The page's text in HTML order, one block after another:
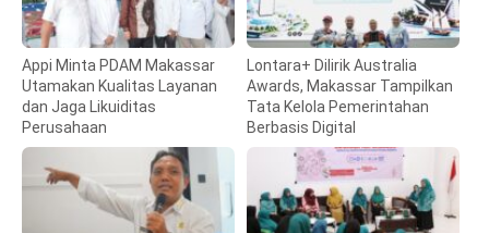
Appi Minta PDAM Makassar
Utamakan Kualitas Layanan
dan Jaga Likuiditas
Perusahaan
Lontara+ Dilirik Australia
Awards, Makassar Tampilkan
Tata Kelola Pemerintahan
Berbasis Digital